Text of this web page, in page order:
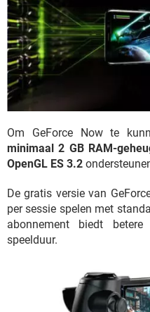
Om GeForce Now te
minimaal 2 GB RAM-
OpenGL ES 3.2
De gratis versie van
per sessie spelen met
abonnement biedt
speelduur.